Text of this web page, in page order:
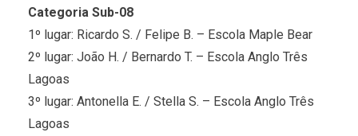
Categoria Sub-08
1º lugar: Ricardo S. / Felipe B. – Escola Maple Bear
2º lugar: João H. / Bernardo T. – Escola Anglo Três
Lagoas
3º lugar: Antonella E. / Stella S. – Escola Anglo Três
Lagoas